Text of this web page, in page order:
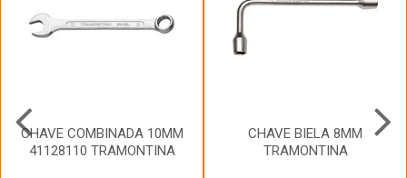
CHAVE COMBINADA 10MM
41128110 TRAMONTINA
CHAVE BIELA 8MM
TRAMONTINA